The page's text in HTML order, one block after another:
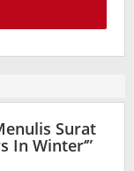
Surat
In Winter‘”